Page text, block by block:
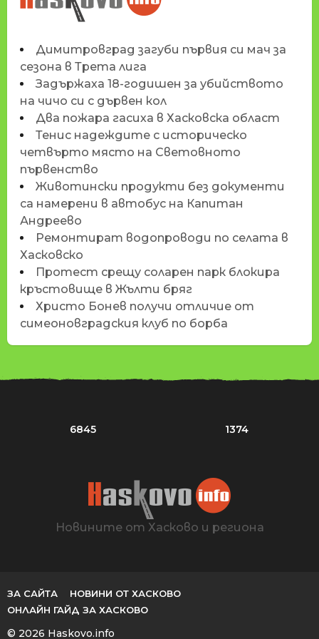
Димитровград загуби първия си мач за
сезона в Трета лига
Задържаха 18-годишен за убийството
на чичо си с дървен кол
Два пожара гасиха в Хасковска област
Тенис надеждите с историческо
четвърто място на Световното
първенство
Животински продукти без документи
са намерени в автобус на Капитан
Андреево
Ремонтират водопроводи по селата в
Хасковско
Протест срещу соларен парк блокира
кръстовище в Жълти бряг
Христо Бонев получи отличие от
симеоновградския клуб по борба
6845 1374
Новините от Хасково и региона
ЗА САЙТА
НОВИНИ ОТ ХАСКОВО
ОНЛАЙН ГАЙД ЗА ХАСКОВО
© 2026 Haskovo.info